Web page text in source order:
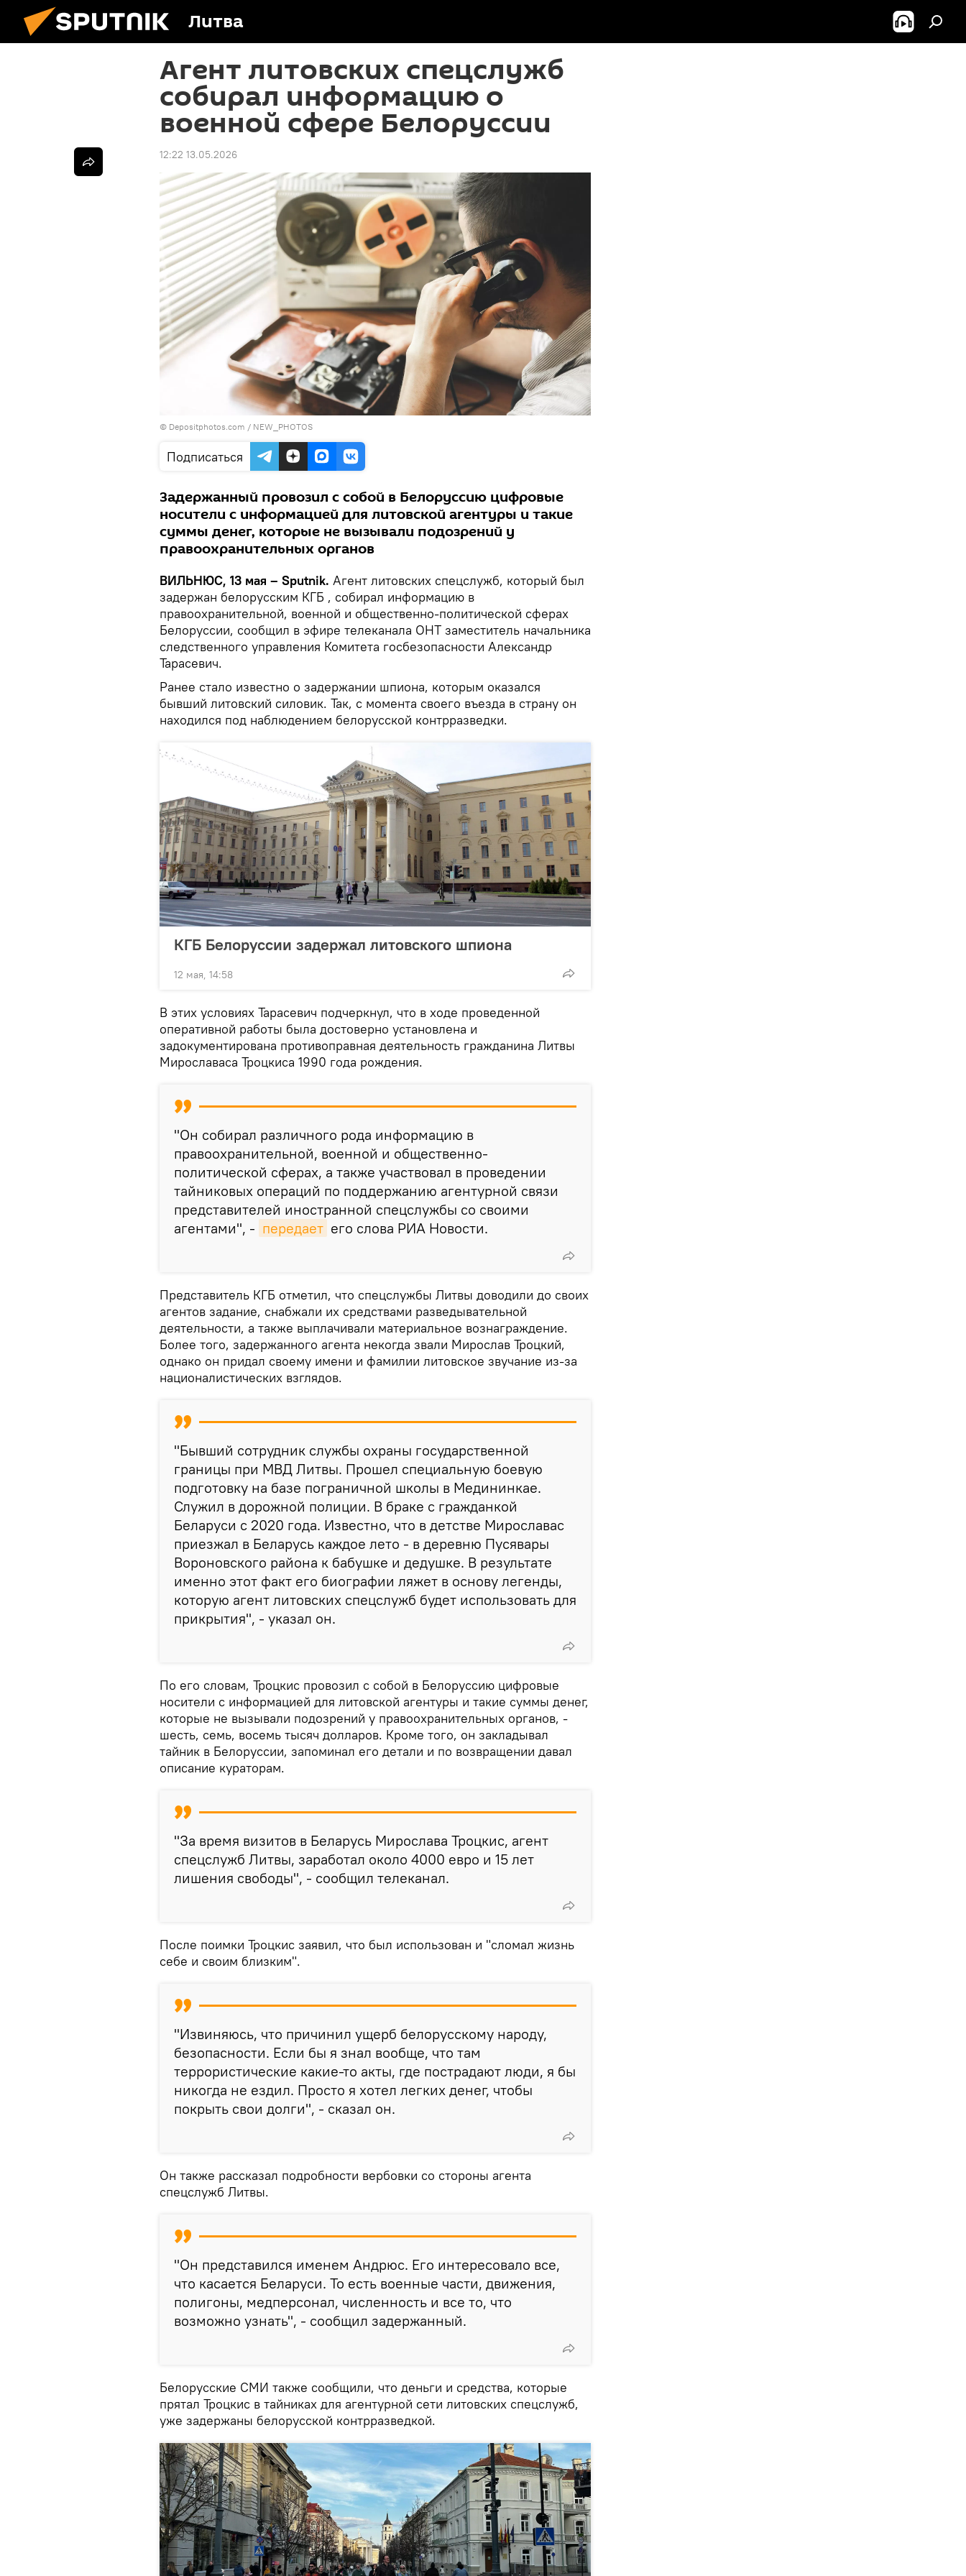
Литва
Агент литовских спецслужб
собирал информацию о
военной сфере Белоруссии
12:22 13.05.2026
© Depositphotos.com / NEW_PHOTOS
Подписаться
Задержанный провозил с собой в Белоруссию цифровые
носители с информацией для литовской агентуры и такие
суммы денег, которые не вызывали подозрений у
правоохранительных органов
ВИЛЬНЮС, 13 мая – Sputnik. Агент литовских спецслужб, который был
задержан белорусским КГБ , собирал информацию в
правоохранительной, военной и общественно-политической сферах
Белоруссии, сообщил в эфире телеканала ОНТ заместитель начальника
следственного управления Комитета госбезопасности Александр
Тарасевич.
Ранее стало известно о задержании шпиона, которым оказался
бывший литовский силовик. Так, с момента своего въезда в страну он
находился под наблюдением белорусской контрразведки.
КГБ Белоруссии задержал литовского шпиона
12 мая, 14:58
В этих условиях Тарасевич подчеркнул, что в ходе проведенной
оперативной работы была достоверно установлена и
задокументирована противоправная деятельность гражданина Литвы
Мирославаса Троцкиса 1990 года рождения.
"Он собирал различного рода информацию в
правоохранительной, военной и общественно-
политической сферах, а также участвовал в проведении
тайниковых операций по поддержанию агентурной связи
представителей иностранной спецслужбы со своими
агентами", - передает его слова РИА Новости.
Представитель КГБ отметил, что спецслужбы Литвы доводили до своих
агентов задание, снабжали их средствами разведывательной
деятельности, а также выплачивали материальное вознаграждение.
Более того, задержанного агента некогда звали Мирослав Троцкий,
однако он придал своему имени и фамилии литовское звучание из-за
националистических взглядов.
"Бывший сотрудник службы охраны государственной
границы при МВД Литвы. Прошел специальную боевую
подготовку на базе пограничной школы в Медининкае.
Служил в дорожной полиции. В браке с гражданкой
Беларуси с 2020 года. Известно, что в детстве Мирославас
приезжал в Беларусь каждое лето - в деревню Пусявары
Вороновского района к бабушке и дедушке. В результате
именно этот факт его биографии ляжет в основу легенды,
которую агент литовских спецслужб будет использовать для
прикрытия", - указал он.
По его словам, Троцкис провозил с собой в Белоруссию цифровые
носители с информацией для литовской агентуры и такие суммы денег,
которые не вызывали подозрений у правоохранительных органов, -
шесть, семь, восемь тысяч долларов. Кроме того, он закладывал
тайник в Белоруссии, запоминал его детали и по возвращении давал
описание кураторам.
"За время визитов в Беларусь Мирослава Троцкис, агент
спецслужб Литвы, заработал около 4000 евро и 15 лет
лишения свободы", - сообщил телеканал.
После поимки Троцкис заявил, что был использован и "сломал жизнь
себе и своим близким".
"Извиняюсь, что причинил ущерб белорусскому народу,
безопасности. Если бы я знал вообще, что там
террористические какие-то акты, где пострадают люди, я бы
никогда не ездил. Просто я хотел легких денег, чтобы
покрыть свои долги", - сказал он.
Он также рассказал подробности вербовки со стороны агента
спецслужб Литвы.
"Он представился именем Андрюс. Его интересовало все,
что касается Беларуси. То есть военные части, движения,
полигоны, медперсонал, численность и все то, что
возможно узнать", - сообщил задержанный.
Белорусские СМИ также сообщили, что деньги и средства, которые
прятал Троцкис в тайниках для агентурной сети литовских спецслужб,
уже задержаны белорусской контрразведкой.